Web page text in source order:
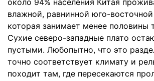
около 94% населения Китая
влажной, равнинной юго-
которая занимает менее половины
Сухие северо-западные плато
пустыми. Любопытно, что это
точно соответствует климату и
походит там, где пересекаются